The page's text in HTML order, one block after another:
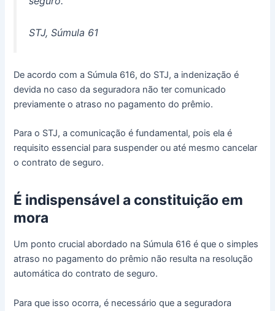
STJ, Súmula 61
De acordo com a Súmula 616, do STJ, a indenização é
devida no caso da seguradora não ter comunicado
previamente o atraso no pagamento do prêmio.
Para o STJ, a comunicação é fundamental, pois ela é
requisito essencial para suspender ou até mesmo cancelar
o contrato de seguro.
É indispensável a constituição em
mora
Um ponto crucial abordado na Súmula 616 é que o simples
atraso no pagamento do prêmio não resulta na resolução
automática do contrato de seguro.
Para que isso ocorra, é necessário que a seguradora